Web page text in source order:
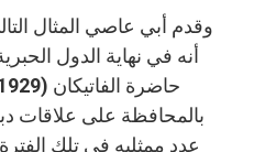
وقدم أبي عاصي المثال
بالمحافظة على علاقات